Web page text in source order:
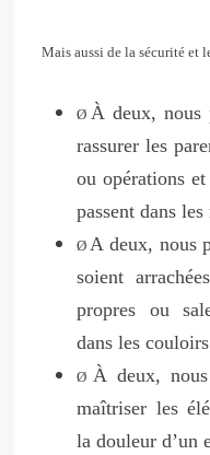
Mais aussi de la sécurité et
Ø À deux, nous
rassurer les
ou opérations
passent dans
Ø A deux, nous
soient
propres ou
dans les
Ø À deux,
maîtriser les
la douleur d’un